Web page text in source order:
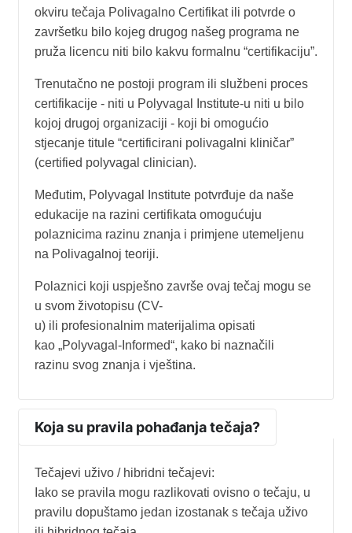
okviru tečaja Polivagalno Certifikat ili potvrde o
završetku bilo kojeg drugog našeg programa ne
pruža licencu niti bilo kakvu formalnu “certifikaciju”.
Trenutačno ne postoji program ili službeni proces
certifikacije - niti u Polyvagal Institute-u niti u bilo
kojoj drugoj organizaciji - koji bi omogućio
stjecanje titule “certificirani polivagalni kliničar”
(certified polyvagal clinician).
Međutim, Polyvagal Institute potvrđuje da naše
edukacije na razini certifikata omogućuju
polaznicima razinu znanja i primjene utemeljenu
na Polivagalnoj teoriji.
Polaznici koji uspješno završe ovaj tečaj mogu se
u svom životopisu (CV-
u) ili profesionalnim materijalima opisati
kao „Polyvagal-Informed“, kako bi naznačili
razinu svog znanja i vještina.
Koja su pravila pohađanja tečaja?
Tečajevi uživo / hibridni tečajevi:
Iako se pravila mogu razlikovati ovisno o tečaju, u
pravilu dopuštamo jedan izostanak s tečaja uživo